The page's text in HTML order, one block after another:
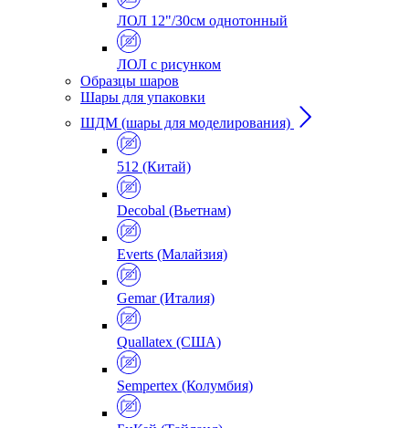
ЛОЛ 12"/30см однотонный
ЛОЛ с рисунком
Образцы шаров
Шары для упаковки
ШДМ (шары для моделирования)
512 (Китай)
Decobal (Вьетнам)
Everts (Малайзия)
Gemar (Италия)
Quallatex (США)
Sempertex (Колумбия)